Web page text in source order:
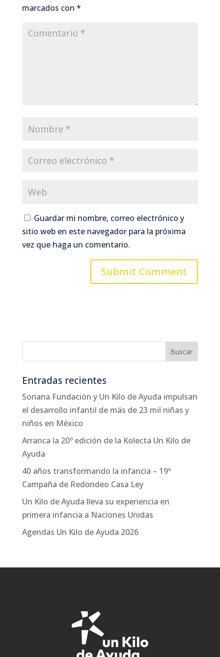
marcados con *
Guardar mi nombre, correo electrónico y
sitio web en este navegador para la próxima
vez que haga un comentario.
Entradas recientes
Soriana Fundación y Un Kilo de Ayuda impulsan
el desarrollo infantil de más de 23 mil niñas y
niños en México
Arranca la 20º edición de la Kolecta Un Kilo de
Ayuda
40 años transformando la infancia – 19ª
Campaña de Redondeo Casa Ley
Un Kilo de Ayuda lleva su experiencia en
primera infancia a Naciones Unidas
Agendas Un Kilo de Ayuda 2026